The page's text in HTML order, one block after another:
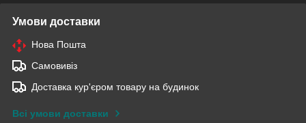
Умови доставки
Нова Пошта
Самовивіз
Доставка кур'єром товару на будинок
Всі умови доставки